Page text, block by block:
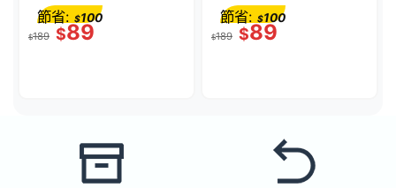
$189 $89
節省: $100
$189 $89
節省: $100